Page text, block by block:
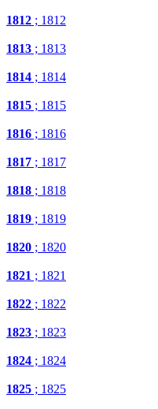
1812 ; 1812
1813 ; 1813
1814 ; 1814
1815 ; 1815
1816 ; 1816
1817 ; 1817
1818 ; 1818
1819 ; 1819
1820 ; 1820
1821 ; 1821
1822 ; 1822
1823 ; 1823
1824 ; 1824
1825 ; 1825